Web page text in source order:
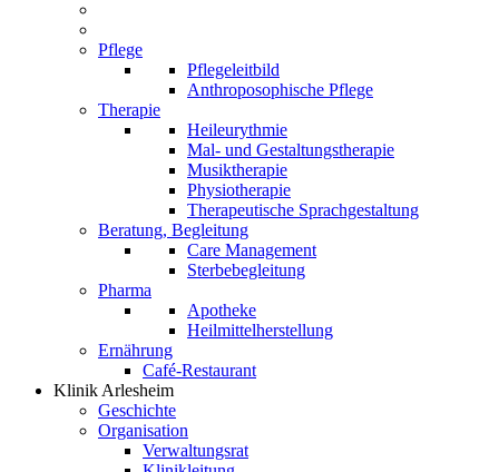
Pflege
Pflegeleitbild
Anthroposophische Pflege
Therapie
Heileurythmie
Mal- und Gestaltungstherapie
Musiktherapie
Physiotherapie
Therapeutische Sprachgestaltung
Beratung, Begleitung
Care Management
Sterbebegleitung
Pharma
Apotheke
Heilmittelherstellung
Ernährung
Café-Restaurant
Klinik Arlesheim
Geschichte
Organisation
Verwaltungsrat